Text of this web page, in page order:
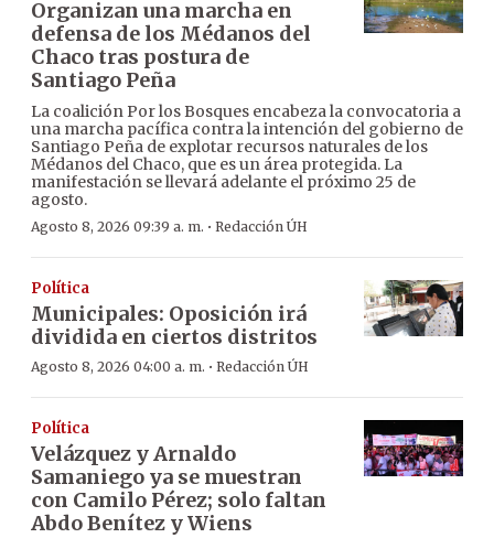
Organizan una marcha en
defensa de los Médanos del
Chaco tras postura de
Santiago Peña
La coalición Por los Bosques encabeza la convocatoria a
una marcha pacífica contra la intención del gobierno de
Santiago Peña de explotar recursos naturales de los
Médanos del Chaco, que es un área protegida. La
manifestación se llevará adelante el próximo 25 de
agosto.
Agosto 8, 2026 09:39 a. m. · Redacción ÚH
Política
Municipales: Oposición irá
dividida en ciertos distritos
Agosto 8, 2026 04:00 a. m. · Redacción ÚH
Política
Velázquez y Arnaldo
Samaniego ya se muestran
con Camilo Pérez; solo faltan
Abdo Benítez y Wiens